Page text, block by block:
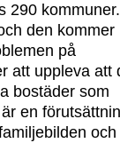
290
den kommer
på
att uppleva att
bostäder som
en
och